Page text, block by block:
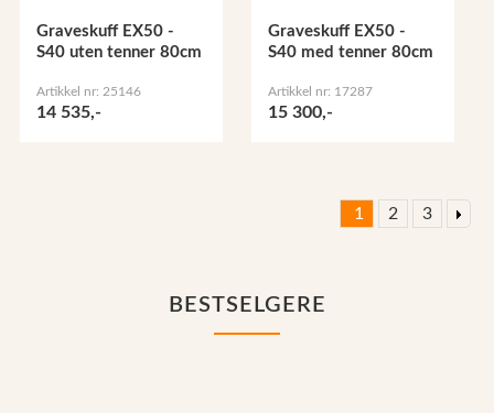
Graveskuff EX50 -
S40 uten tenner 80cm
Artikkel nr: 25146
14 535,-
Graveskuff EX50 -
S40 med tenner 80cm
Artikkel nr: 17287
15 300,-
1 2 3
BESTSELGERE